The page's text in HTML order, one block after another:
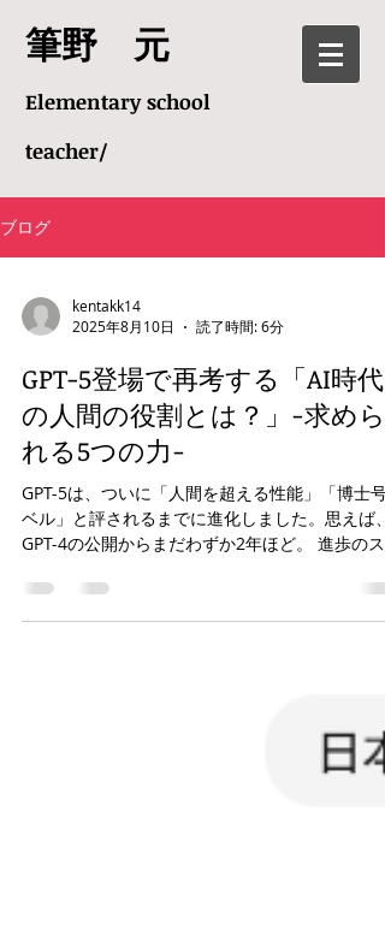
​筆野 元
Elementary school
teacher/
ブログ
kentakk14
2025年8月10日
読了時間: 6分
GPT-5登場で再考する「AI時代
の人間の役割とは？」−求めら
れる5つの力−
GPT-5は、ついに「人間を超える性能」「博士号
ベル」と評されるまでに進化しました。思えば、
GPT-4の公開からまだわずか2年ほど。 進歩のス
時に無力感を覚えます。今もハルシネーションは
起こるものの、それらも遠からず克...